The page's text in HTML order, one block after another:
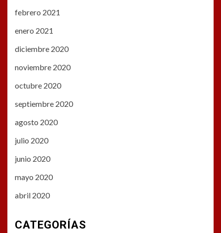
febrero 2021
enero 2021
diciembre 2020
noviembre 2020
octubre 2020
septiembre 2020
agosto 2020
julio 2020
junio 2020
mayo 2020
abril 2020
CATEGORÍAS